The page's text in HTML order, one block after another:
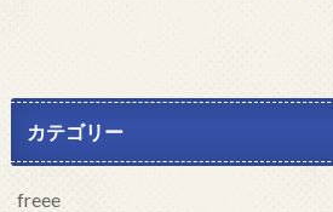
カテゴリー
freee